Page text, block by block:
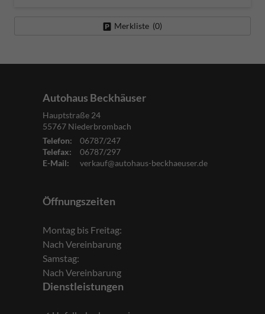
Merkliste (0)
Autohaus Beckhäuser
Hauptstraße 24
55767 Niederbrombach
Telefon:
06787/247
Telefax:
06787/297
E-Mail:
verkauf@autohaus-beckhaeuser.de
Öffnungszeiten
Montag bis Freitag:
Nach Vereinbarung
Samstag:
Nach Vereinbarung
Dienstleistungen